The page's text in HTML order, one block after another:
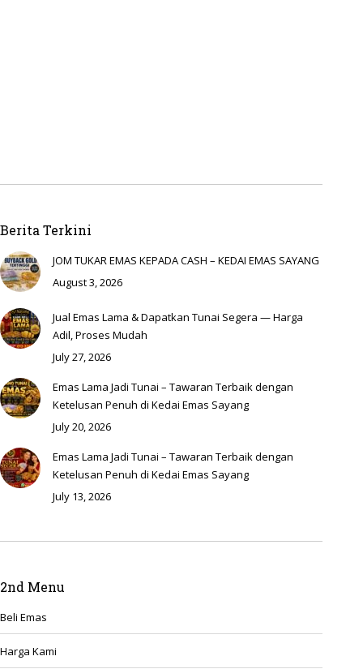
Berita Terkini
JOM TUKAR EMAS KEPADA CASH – KEDAI EMAS SAYANG
August 3, 2026
Jual Emas Lama & Dapatkan Tunai Segera — Harga
Adil, Proses Mudah
July 27, 2026
Emas Lama Jadi Tunai – Tawaran Terbaik dengan
Ketelusan Penuh di Kedai Emas Sayang
July 20, 2026
Emas Lama Jadi Tunai – Tawaran Terbaik dengan
Ketelusan Penuh di Kedai Emas Sayang
July 13, 2026
2nd Menu
Beli Emas
Harga Kami